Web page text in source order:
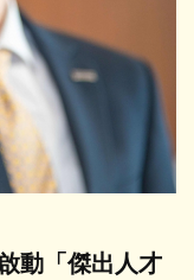
動「傑出人才